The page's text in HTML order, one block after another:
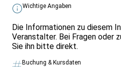
Wichtige Angaben
Die Informationen zu diesem
Veranstalter. Bei Fragen oder
Sie ihn bitte direkt.
Buchung & Kursdaten